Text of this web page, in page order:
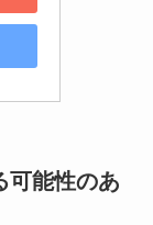
能性のあ